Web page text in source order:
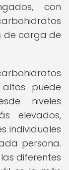
con
de carga de
puede
niveles
elevados,
individuales
persona.
diferentes